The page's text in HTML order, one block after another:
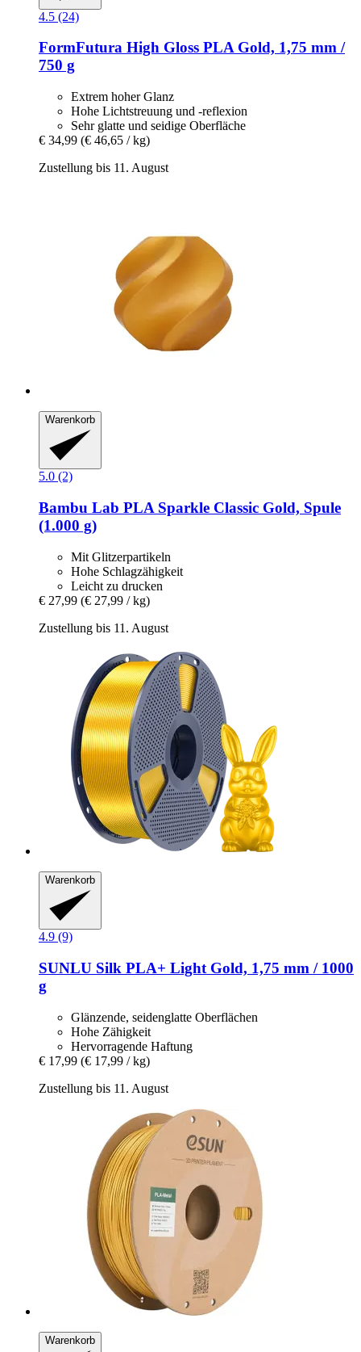
4.5 (24)
FormFutura High Gloss PLA Gold, 1,75 mm /
750 g
Extrem hoher Glanz
Hohe Lichtstreuung und -reflexion
Sehr glatte und seidige Oberfläche
€ 34,99 (€ 46,65 / kg)
Zustellung bis 11. August
Warenkorb
5.0 (2)
Bambu Lab PLA Sparkle Classic Gold, Spule
(1.000 g)
Mit Glitzerpartikeln
Hohe Schlagzähigkeit
Leicht zu drucken
€ 27,99 (€ 27,99 / kg)
Zustellung bis 11. August
Warenkorb
4.9 (9)
SUNLU Silk PLA+ Light Gold, 1,75 mm / 1000
g
Glänzende, seidenglatte Oberflächen
Hohe Zähigkeit
Hervorragende Haftung
€ 17,99 (€ 17,99 / kg)
Zustellung bis 11. August
Warenkorb